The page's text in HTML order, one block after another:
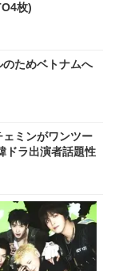
枚)
ためベトナムへ
ェミンがワンツー
ドラ出演者話題性